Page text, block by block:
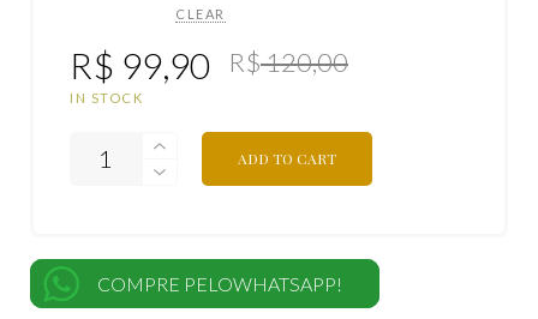
CLEAR
R$120,00
R$ 99,90
IN STOCK
ADD TO CART
COMPRE PELOWHATSAPP!